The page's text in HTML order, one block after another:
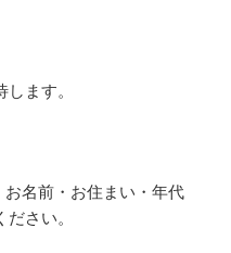
ます。
名前・お住まい・年代
さい。